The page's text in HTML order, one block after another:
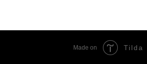
Made on Tilda